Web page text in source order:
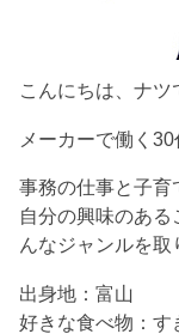
こんにちは、ナツ
メーカーで働く30
事務の仕事と子育
自分の興味のあ
んなジャンルを取
出身地：富山
好きな食べ物：す